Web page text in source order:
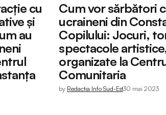
cu
și
au
Cum vor sărbători
ucraineni din
Copilului: Jocuri,
spectacole
organizate la
Comunitaria
by Redactia Info Sud-Est30 mai 2023